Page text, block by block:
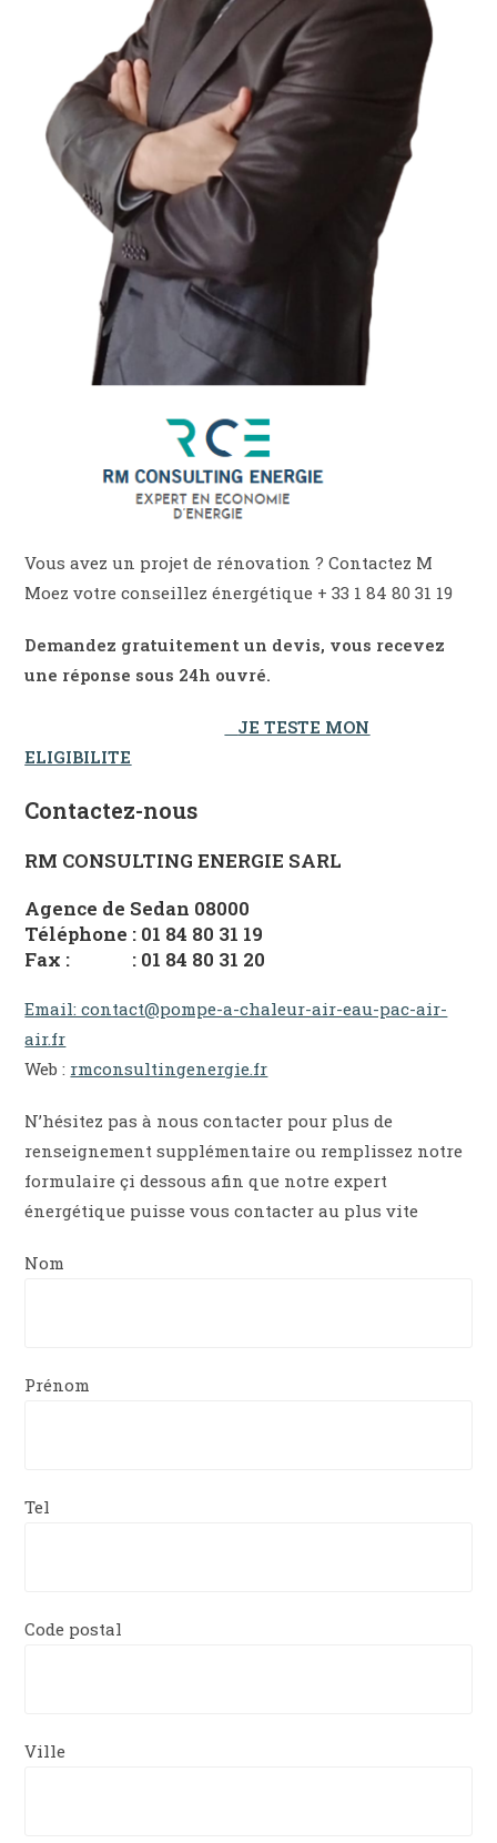
Vous avez un projet de rénovation ? Contactez M
Moez votre conseillez énergétique + 33 1 84 80 31 19
Demandez gratuitement un devis, vous recevez
une réponse sous 24h ouvré.
JE TESTE MON
ELIGIBILITE
Contactez-nous
RM CONSULTING ENERGIE SARL
Agence de Sedan 08000
Téléphone : 01 84 80 31 19
Fax : : 01 84 80 31 20
Email: contact@pompe-a-chaleur-air-eau-pac-air-
air.fr
Web : rmconsultingenergie.fr
N’hésitez pas à nous contacter pour plus de
renseignement supplémentaire ou remplissez notre
formulaire çi dessous afin que notre expert
énergétique puisse vous contacter au plus vite
Nom
Prénom
Tel
Code postal
Ville